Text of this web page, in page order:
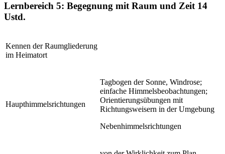
Lernbereich 5: Begegnung mit Raum und Zeit 14
Ustd.
Kennen der Raumgliederung
im Heimatort
Haupthimmelsrichtungen
Tagbogen der Sonne, Windrose;
einfache Himmelsbeobachtungen;
Orientierungsübungen mit
Richtungsweisern in der Umgebung
Nebenhimmelsrichtungen